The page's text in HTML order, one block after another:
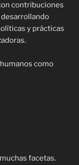
contribuciones
desarrollando
y prácticas
como
facetas.